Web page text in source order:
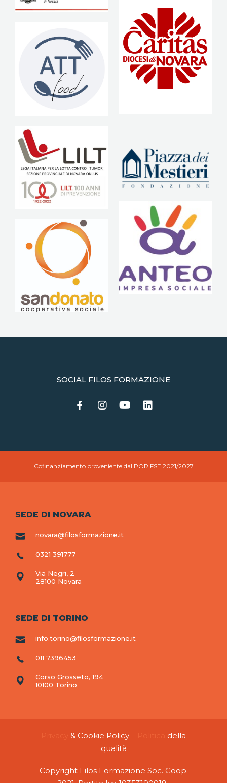
SOCIAL FILOS FORMAZIONE
Cofinanziamento proveniente dal POR FSE 2021/2027
SEDE DI NOVARA
novara@filosformazione.it
0321 391777
Via Negri, 2
28100 Novara
SEDE DI TORINO
info.torino@filosformazione.it
011 7396453
Corso Grosseto, 194
10100 Torino
& Cookie Policy –
della
qualità
Copyright Filos Formazione Soc. Coop.